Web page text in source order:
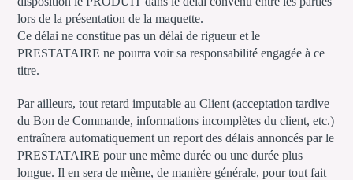
lors de la présentation de la maquette.
Ce délai ne constitue pas un délai de rigueur et le
PRESTATAIRE ne pourra voir sa responsabilité engagée à ce
titre.
Par ailleurs, tout retard imputable au Client (acceptation tardive
du Bon de Commande, informations incomplètes du client, etc.)
entraînera automatiquement un report des délais annoncés par le
PRESTATAIRE pour une même durée ou une durée plus
longue. Il en sera de même, de manière générale, pour tout fait